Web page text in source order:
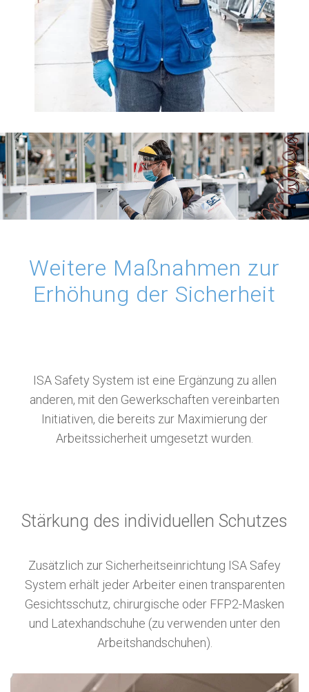
Weitere Maßnahmen zur
Erhöhung der Sicherheit
ISA Safety System ist eine Ergänzung zu allen
anderen, mit den Gewerkschaften vereinbarten
Initiativen, die bereits zur Maximierung der
Arbeitssicherheit umgesetzt wurden.
Stärkung des individuellen Schutzes
Zusätzlich zur Sicherheitseinrichtung ISA Safey
System erhält jeder Arbeiter einen transparenten
Gesichtsschutz, chirurgische oder FFP2-Masken
und Latexhandschuhe (zu verwenden unter den
Arbeitshandschuhen).